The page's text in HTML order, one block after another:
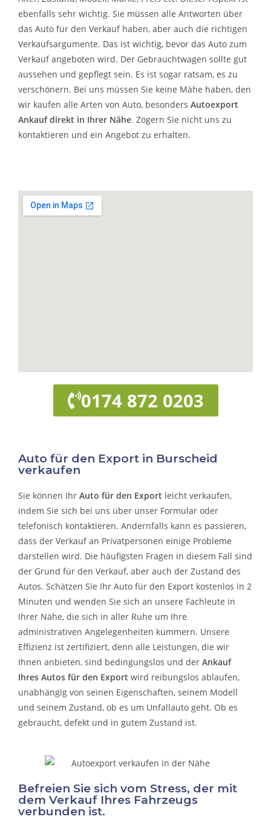
ebenfalls sehr wichtig. Sie müssen alle Antworten über
das Auto für den Verkauf haben, aber auch die richtigen
Verkaufsargumente. Das ist wichtig, bevor das Auto zum
Verkauf angeboten wird. Der Gebrauchtwagen sollte gut
aussehen und gepflegt sein. Es ist sogar ratsam, es zu
verschönern. Bei uns müssen Sie keine Mähe haben, den
wir kaufen alle Arten von Auto, besonders Autoexport
Ankauf direkt in Ihrer Nähe. Zögern Sie nicht uns zu
kontaktieren und ein Angebot zu erhalten.
0174 872 0203
Auto für den Export in Burscheid
verkaufen
Sie können Ihr Auto für den Export leicht verkaufen,
indem Sie sich bei uns über unser Formular oder
telefonisch kontaktieren. Andernfalls kann es passieren,
dass der Verkauf an Privatpersonen einige Probleme
darstellen wird. Die häufigsten Fragen in diesem Fall sind
der Grund für den Verkauf, aber auch der Zustand des
Autos. Schätzen Sie Ihr Auto für den Export kostenlos in 2
Minuten und wenden Sie sich an unsere Fachleute in
Ihrer Nähe, die sich in aller Ruhe um Ihre
administrativen Angelegenheiten kümmern. Unsere
Effizienz ist zertifiziert, denn alle Leistungen, die wir
Ihnen anbieten, sind bedingungslos und der Ankauf
Ihres Autos für den Export wird reibungslos ablaufen,
unabhängig von seinen Eigenschaften, seinem Modell
und seinem Zustand, ob es um Unfallauto geht. Ob es
gebraucht, defekt und in gutem Zustand ist.
Befreien Sie sich vom Stress, der mit
dem Verkauf Ihres Fahrzeugs
verbunden ist.